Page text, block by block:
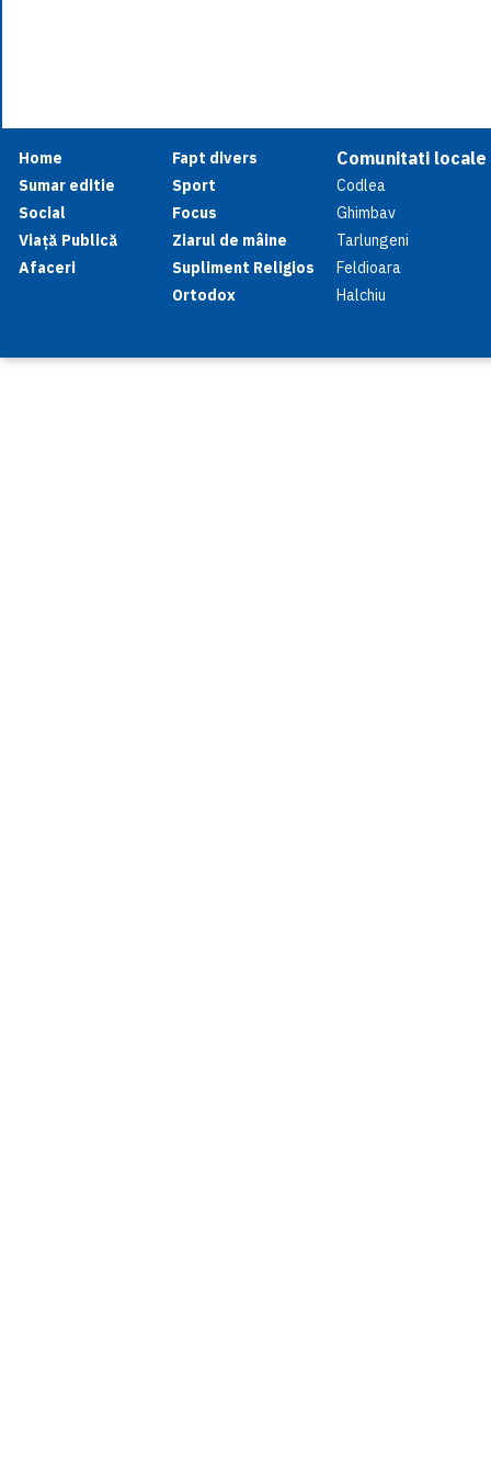
Home
Sumar editie
Social
Viață Publică
Afaceri
Fapt divers
Sport
Focus
Ziarul de mâine
Supliment Religios
Ortodox
Comunitati locale
Codlea
Ghimbav
Tarlungeni
Feldioara
Halchiu